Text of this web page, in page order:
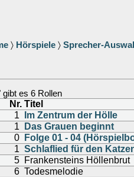
〉 Hörspiele 〉 Sprecher-
gibt es 6 Rollen
Nr. Titel
1
Im Zentrum der Hölle
1
Das Grauen beginnt
0
Folge 01 - 04
1 Schlaflied für den
5 Frankensteins Höllenbrut
6 Todesmelodie